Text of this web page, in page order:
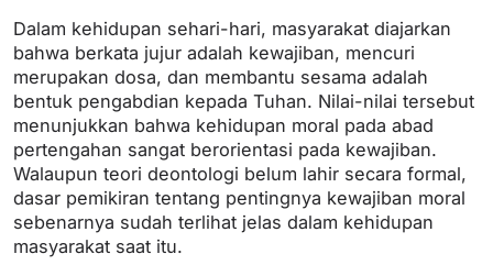
Dalam kehidupan sehari-hari, masyarakat diajarkan
bahwa berkata jujur adalah kewajiban, mencuri
merupakan dosa, dan membantu sesama adalah
bentuk pengabdian kepada Tuhan. Nilai-nilai tersebut
menunjukkan bahwa kehidupan moral pada abad
pertengahan sangat berorientasi pada kewajiban.
Walaupun teori deontologi belum lahir secara formal,
dasar pemikiran tentang pentingnya kewajiban moral
sebenarnya sudah terlihat jelas dalam kehidupan
masyarakat saat itu.